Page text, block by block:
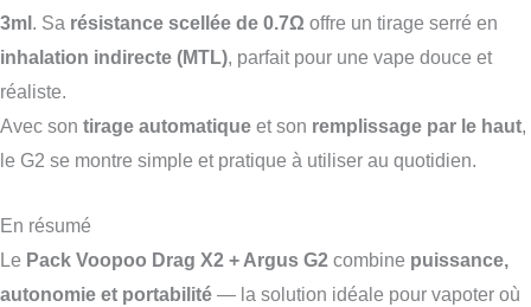
3ml . Sa résistance scellée de 0.7Ω offre un tirage serré en
inhalation indirecte (MTL), parfait pour une vape douce et
réaliste.
Avec son tirage automatique et son remplissage par le haut,
le G2 se montre simple et pratique à utiliser au quotidien.
En résumé
Le Pack Voopoo Drag X2 + Argus G2 combine puissance,
autonomie et portabilité — la solution idéale pour vapoter où